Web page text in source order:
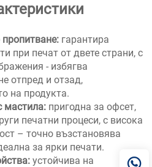
гарантира
при печат от двете страни, с
- избягва
отпред и отзад,
на продукта.
мастила: пригодна за офсет,
печатни процеси, с висока
– точно възстановява
за ярки печати.
устойчива на